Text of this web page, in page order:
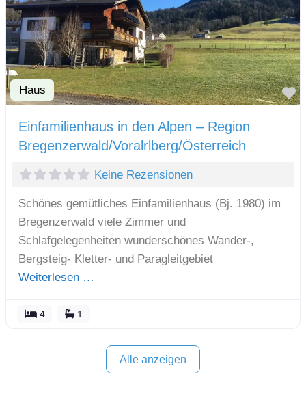
Haus
Einfamilienhaus in den Alpen – Region
Bregenzerwald/Voralrlberg/Österreich
Keine Rezensionen
Schönes gemütliches Einfamilienhaus (Bj. 1980) im
Bregenzerwald viele Zimmer und
Schlafgelegenheiten wunderschönes Wander-,
Bergsteig- Kletter- und Paragleitgebiet
Weiterlesen …
4 1
Alle anzeigen